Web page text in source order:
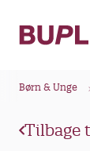
Børn & Unge
Tilbage